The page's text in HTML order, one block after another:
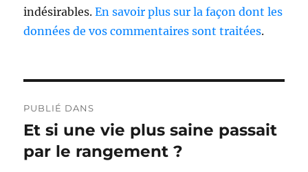
indésirables.En savoir plus sur la façon dont les
données de vos commentaires sont traitées.
de
l’article
PUBLIÉ DANS
Et si une vie plus saine passait
par le rangement ?